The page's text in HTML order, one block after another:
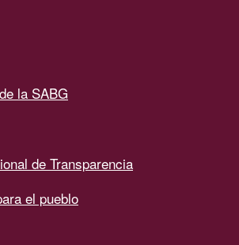
la SABG
de Transparencia
el pueblo